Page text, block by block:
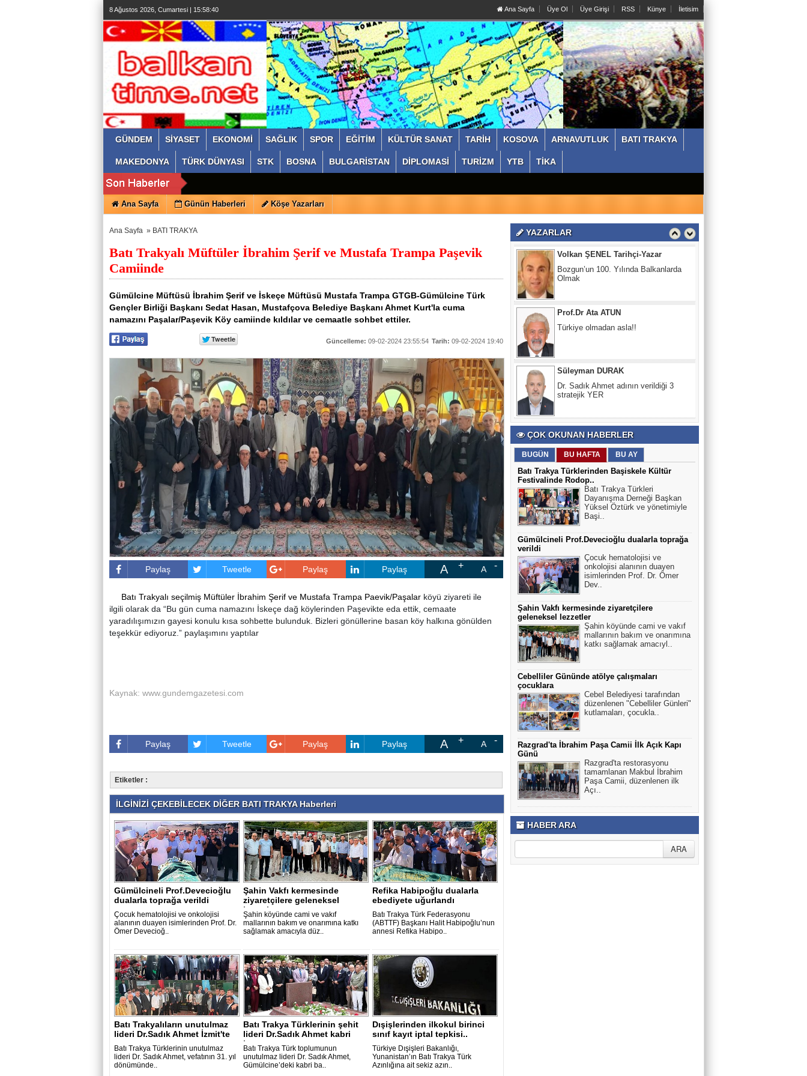
8 Ağustos 2026, Cumartesi | 15:58:41 Ana Sayfa Üye Ol Üye Girişi RSS Künye İletisim
GÜNDEM SİYASET EKONOMİ SAĞLIK SPOR EĞİTİM KÜLTÜR SANAT TARİH KOSOVA ARNAVUTLUK BATI TRAKYA
MAKEDONYA TÜRK DÜNYASI STK BOSNA BULGARİSTAN DİPLOMASİ TURİZM YTB TİKA
Ana Sayfa Günün Haberleri Köşe Yazarları
Ana Sayfa » BATI TRAKYA
Batı Trakyalı Müftüler İbrahim Şerif ve Mustafa Trampa Paşevik
Camiinde
Gümülcine Müftüsü İbrahim Şerif ve İskeçe Müftüsü Mustafa Trampa GTGB-Gümülcine Türk
Gençler Birliği Başkanı Sedat Hasan, Mustafçova Belediye Başkanı Ahmet Kurt'la cuma
namazını Paşalar/Paşevik Köy camiinde kıldılar ve cemaatle sohbet ettiler.
Güncelleme: 09-02-2024 23:55:54 Tarih: 09-02-2024 19:40
Paylaş Tweetle Paylaş Paylaş A A
Batı Trakyalı seçilmiş Müftüler İbrahim Şerif ve Mustafa Trampa Paevik/Paşalar köyü ziyareti ile
ilgili olarak da “Bu gün cuma namazını İskeçe dağ köylerinden Paşevikte eda ettik, cemaate
yaradılışımızın gayesi konulu kısa sohbette bulunduk. Bizleri gönüllerine basan köy halkına gönülden
teşekkür ediyoruz.” paylaşımını yaptılar
Kaynak: www.gundemgazetesi.com
Paylaş Tweetle Paylaş Paylaş A A
Etiketler :
İLGİNİZİ ÇEKEBİLECEK DİĞER BATI TRAKYA Haberleri
Gümülcineli Prof.Devecioğlu
dualarla toprağa verildi
Çocuk hematolojisi ve onkolojisi
alanının duayen isimlerinden Prof. Dr.
Ömer Devecioğ..
Şahin Vakfı kermesinde
ziyaretçilere geleneksel
lezzetler
Şahin köyünde cami ve vakıf
mallarının bakım ve onarımına katkı
sağlamak amacıyla düz..
Refika Habipoğlu dualarla
ebediyete uğurlandı
Batı Trakya Türk Federasyonu
(ABTTF) Başkanı Halit Habipoğlu’nun
annesi Refika Habipo..
Batı Trakyalıların unutulmaz
lideri Dr.Sadık Ahmet İzmit'te
..Batı Trakya Türklerinin unutulmaz
lideri Dr. Sadık Ahmet, vefatının 31. yıl
dönümünde..
Batı Trakya Türklerinin şehit
lideri Dr.Sadık Ahmet kabri
ba..
Batı Trakya Türk toplumunun
unutulmaz lideri Dr. Sadık Ahmet,
Gümülcine’deki kabri ba..
Dışişlerinden ilkokul birinci
sınıf kayıt iptal tepkisi..
Türkiye Dışişleri Bakanlığı,
Yunanistan’ın Batı Trakya Türk
Azınlığına ait sekiz azın..
YAZARLAR
Doç.Dr.Ertuğrul KARAKUŞ
Balkanlardan Kocacık Kalesi
eteklerinden Breştanik'li 3 kahraman
Hasan KÜÇÜK BTTDD Genel Başkanı
Ne yeşil Ne Mavi İnadına Kırmızı
Volkan ŞENEL Tarihçi-Yazar
Bozgun’un 100. Yılında Balkanlarda
Olmak
Prof.Dr Ata ATUN
Süleyman DURAK
Ali Mümin
Erdem EREN BALGENÇ Başkanı
Akıl Coğrafyamız Balkanlar
Doç.Dr.Ertuğrul KARAKUŞ
Balkanlardan Kocacık Kalesi
eteklerinden Breştanik'li 3 kahraman
ÇOK OKUNAN HABERLER
BUGÜN BU HAFTA BU AY
Batı Trakya Türklerinden Başiskele Kültür
Festivalinde Rodop..
Batı Trakya Türkleri
Dayanışma Derneği Başkan
Yüksel Öztürk ve yönetimiyle
Başi..
Gümülcineli Prof.Devecioğlu dualarla toprağa
verildi
Çocuk hematolojisi ve
onkolojisi alanının duayen
isimlerinden Prof. Dr. Ömer
Dev..
Şahin Vakfı kermesinde ziyaretçilere
geleneksel lezzetler
Şahin köyünde cami ve vakıf
mallarının bakım ve onarımına
katkı sağlamak amacıyl..
Cebelliler Gününde atölye çalışmaları
çocuklara
Cebel Belediyesi tarafından
düzenlenen "Cebelliler Günleri"
kutlamaları, çocukla..
Razgrad'ta İbrahim Paşa Camii İlk Açık Kapı
Günü
Razgrad'ta restorasyonu
tamamlanan Makbul İbrahim
Paşa Camii, düzenlenen ilk
Açı..
HABER ARA